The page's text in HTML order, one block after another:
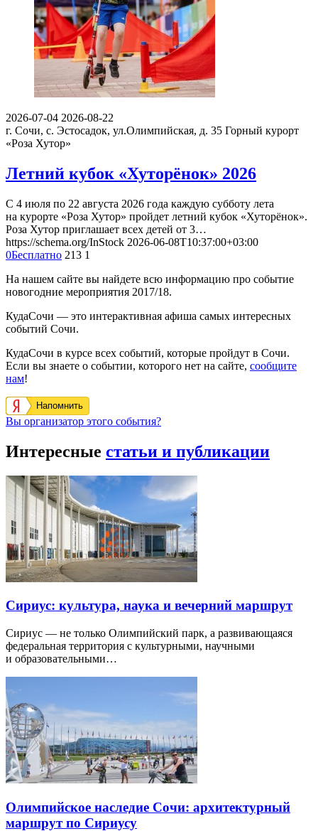
2026-07-04 2026-08-22
г. Сочи, с. Эстосадок, ул.Олимпийская, д. 35 Горный курорт
«Роза Хутор»
Летний кубок «Хуторёнок» 2026
С 4 июля по 22 августа 2026 года каждую субботу лета
на курорте «Роза Хутор» пройдет летний кубок «Хуторёнок».
Роза Хутор приглашает всех детей от 3…
https://schema.org/InStock 2026-06-08T10:37:00+03:00
0Бесплатно 213 1
На нашем сайте вы найдете всю информацию про событие
новогодние мероприятия 2017/18.
КудаСочи — это интерактивная афиша самых интересных
событий Сочи.
КудаСочи в курсе всех событий, которые пройдут в Сочи.
Если вы знаете о событии, которого нет на сайте, сообщите
нам!
Напомнить
Вы организатор этого события?
Интересные статьи и публикации
Сириус: культура, наука и вечерний маршрут
Сириус — не только Олимпийский парк, а развивающаяся
федеральная территория с культурными, научными
и образовательными…
Олимпийское наследие Сочи: архитектурный
маршрут по Сириусу